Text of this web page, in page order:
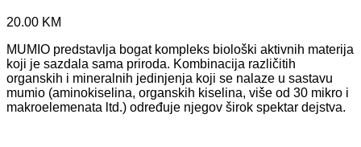
20.00 KM
MUMIO predstavlja bogat kompleks biološki aktivnih materija
koji je sazdala sama priroda. Kombinacija različitih
organskih i mineralnih jedinjenja koji se nalaze u sastavu
mumio (aminokiselina, organskih kiselina, više od 30 mikro i
makroelemenata ltd.) određuje njegov širok spektar dejstva.